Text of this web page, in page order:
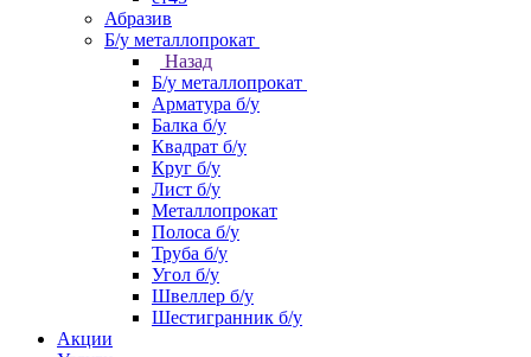
Абразив
Б/у металлопрокат
Назад
Б/у металлопрокат
Арматура б/у
Балка б/у
Квадрат б/у
Круг б/у
Лист б/у
Металлопрокат
Полоса б/у
Труба б/у
Угол б/у
Швеллер б/у
Шестигранник б/у
Акции